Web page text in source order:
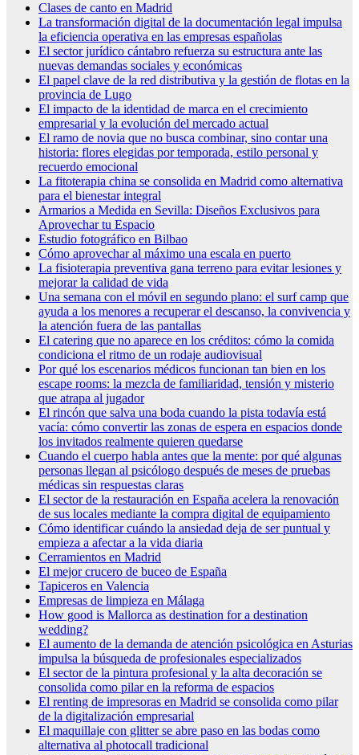
Clases de canto en Madrid
La transformación digital de la documentación legal impulsa
la eficiencia operativa en las empresas españolas
El sector jurídico cántabro refuerza su estructura ante las
nuevas demandas sociales y económicas
El papel clave de la red distributiva y la gestión de flotas en la
provincia de Lugo
El impacto de la identidad de marca en el crecimiento
empresarial y la evolución del mercado actual
El ramo de novia que no busca combinar, sino contar una
historia: flores elegidas por temporada, estilo personal y
recuerdo emocional
La fitoterapia china se consolida en Madrid como alternativa
para el bienestar integral
Armarios a Medida en Sevilla: Diseños Exclusivos para
Aprovechar tu Espacio
Estudio fotográfico en Bilbao
Cómo aprovechar al máximo una escala en puerto
La fisioterapia preventiva gana terreno para evitar lesiones y
mejorar la calidad de vida
Una semana con el móvil en segundo plano: el surf camp que
ayuda a los menores a recuperar el descanso, la convivencia y
la atención fuera de las pantallas
El catering que no aparece en los créditos: cómo la comida
condiciona el ritmo de un rodaje audiovisual
Por qué los escenarios médicos funcionan tan bien en los
escape rooms: la mezcla de familiaridad, tensión y misterio
que atrapa al jugador
El rincón que salva una boda cuando la pista todavía está
vacía: cómo convertir las zonas de espera en espacios donde
los invitados realmente quieren quedarse
Cuando el cuerpo habla antes que la mente: por qué algunas
personas llegan al psicólogo después de meses de pruebas
médicas sin respuestas claras
El sector de la restauración en España acelera la renovación
de sus locales mediante la compra digital de equipamiento
Cómo identificar cuándo la ansiedad deja de ser puntual y
empieza a afectar a la vida diaria
Cerramientos en Madrid
El mejor crucero de buceo de España
Tapiceros en Valencia
Empresas de limpieza en Málaga
How good is Mallorca as destination for a destination
wedding?
El aumento de la demanda de atención psicológica en Asturias
impulsa la búsqueda de profesionales especializados
El sector de la pintura profesional y la alta decoración se
consolida como pilar en la reforma de espacios
El renting de impresoras en Madrid se consolida como pilar
de la digitalización empresarial
El maquillaje con glitter se abre paso en las bodas como
alternativa al photocall tradicional